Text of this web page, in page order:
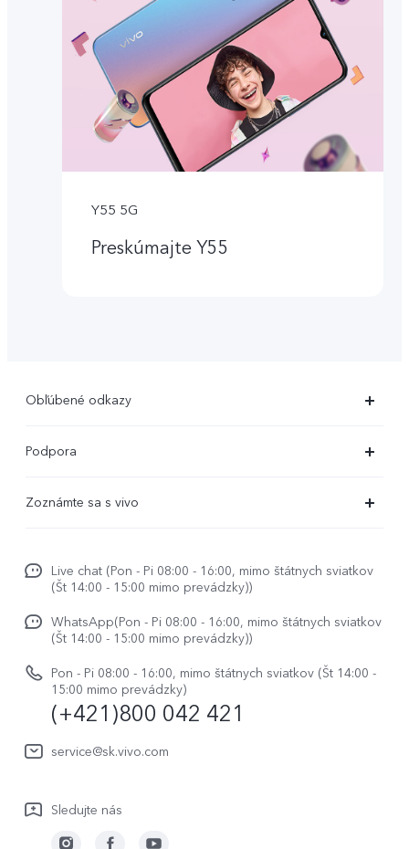
Y55 5G
Preskúmajte Y55
Obľúbené odkazy
V29
Y33s
Všetky modely
Podpora
Overenie IMEI
Aktualizácia systému
Užívateľský manuál
Zapisnik nadogradnje
Záručné podmienky
Servisná služba
Zoznámte sa s vivo
Život vo vivo
O nás
Právne upozornenie
Udržateľnosť
Centrum ochrany osobných údajov vivo
Live chat (Pon - Pi 08:00 - 16:00, mimo štátnych sviatkov
(Št 14:00 - 15:00 mimo prevádzky))
WhatsApp(Pon - Pi 08:00 - 16:00, mimo štátnych sviatkov
(Št 14:00 - 15:00 mimo prevádzky))
Pon - Pi 08:00 - 16:00, mimo štátnych sviatkov (Št 14:00 -
15:00 mimo prevádzky)
(+421)800 042 421
service@sk.vivo.com
Sledujte nás